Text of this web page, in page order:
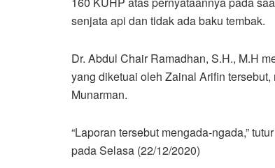
senjata api dan tidak ada baku tembak.
Dr. Abdul Chair Ramadhan, S.H., M.H
yang diketuai oleh Zainal Arifin
Munarman.
“Laporan tersebut mengada-ngada,”
pada Selasa (22/12/2020)